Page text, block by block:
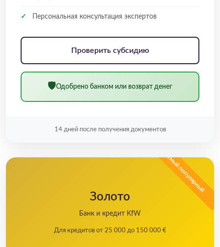
✓ Персональная консультация экспертов
Проверить субсидию
🛡Одобрено банком или возврат денег
14 дней после получения документов
Самый популярный
Золото
Банк и кредит KfW
Для кредитов от 25 000 до 150 000 €